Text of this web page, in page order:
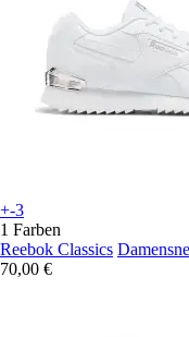
+-3
1 Farben
Reebok Classics
70,00 €